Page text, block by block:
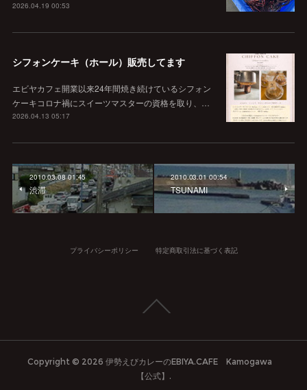
2026.04.19 00:53
シフォンケーキ（ホール）販売してます
エビヤカフェ開業以来24年間焼き続けているシフォン
ケーキコロナ禍にスイーツマスターの資格を取り、…
2026.04.13 05:17
2010.03.08 01:45
渋滞
2010.03.01 00:54
TSUNAMI
プライバシーポリシー 特定商取引法に基づく表記
Copyright © 2026 伊勢えびカレーのEBIYA.CAFE Kamogawa
【公式】 .